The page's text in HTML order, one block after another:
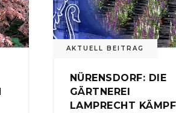
AKTUELL BEITRAG
NÜRENSDORF: DIE
GÄRTNEREI
LAMPRECHT